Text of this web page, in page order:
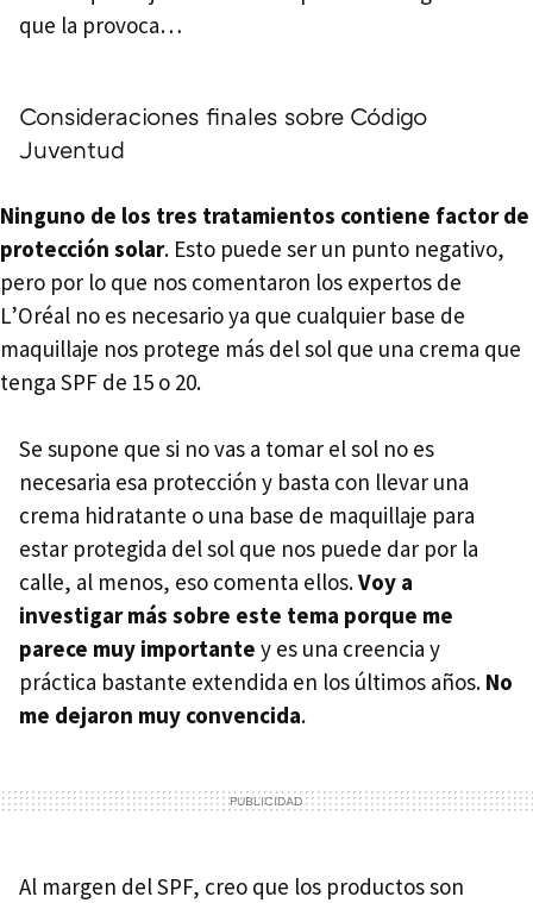
que la provoca…
Consideraciones finales sobre Código
Juventud
Ninguno de los tres tratamientos contiene factor de
protección solar. Esto puede ser un punto negativo,
pero por lo que nos comentaron los expertos de
L’Oréal no es necesario ya que cualquier base de
maquillaje nos protege más del sol que una crema que
tenga SPF de 15 o 20.
Se supone que si no vas a tomar el sol no es
necesaria esa protección y basta con llevar una
crema hidratante o una base de maquillaje para
estar protegida del sol que nos puede dar por la
calle, al menos, eso comenta ellos.Voy a
investigar más sobre este tema porque me
parece muy importante y es una creencia y
práctica bastante extendida en los últimos años. No
me dejaron muy convencida.
Al margen delSPF, creo que los productos son